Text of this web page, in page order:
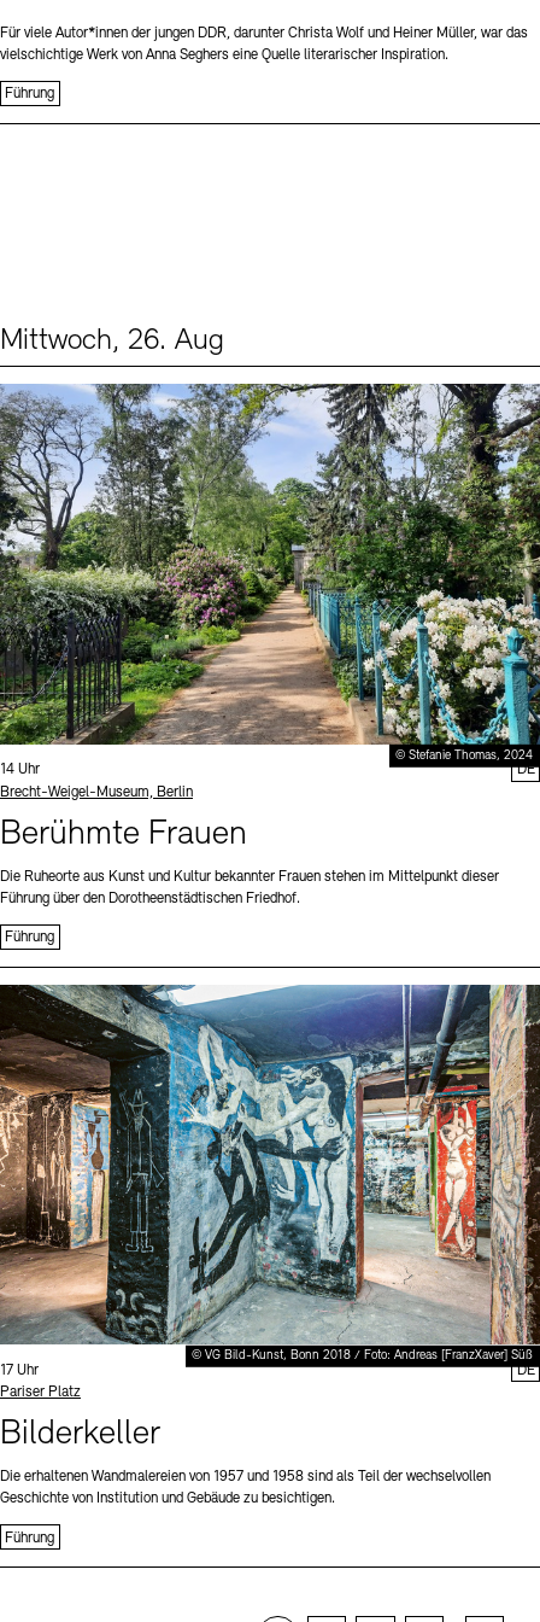
Für viele Autor*innen der jungen DDR, darunter Christa Wolf und Heiner Müller, war das
vielschichtige Werk von Anna Seghers eine Quelle literarischer Inspiration.
Führung
Mittwoch, 26. Aug
© Stefanie Thomas, 2024
Uhrzeit:
14 Uhr
Standort
Brecht-Weigel-Museum, Berlin
Berühmte Frauen
Die Ruheorte aus Kunst und Kultur bekannter Frauen stehen im Mittelpunkt dieser
Führung über den Dorotheenstädtischen Friedhof.
Führung
DE
© VG Bild-Kunst, Bonn 2018 / Foto: Andreas [FranzXaver] Süß
Uhrzeit:
17 Uhr
Standort
Pariser Platz
Bilderkeller
Die erhaltenen Wandmalereien von 1957 und 1958 sind als Teil der wechselvollen
Geschichte von Institution und Gebäude zu besichtigen.
Führung
DE